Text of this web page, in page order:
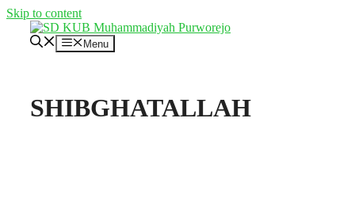
Skip to content
Menu
SHIBGHATALLAH